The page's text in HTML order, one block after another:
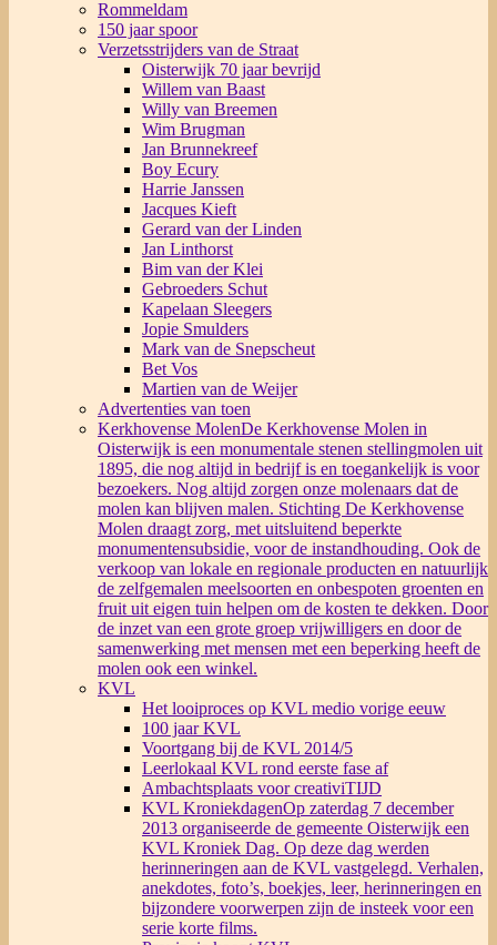
Rommeldam
150 jaar spoor
Verzetsstrijders van de Straat
Oisterwijk 70 jaar bevrijd
Willem van Baast
Willy van Breemen
Wim Brugman
Jan Brunnekreef
Boy Ecury
Harrie Janssen
Jacques Kieft
Gerard van der Linden
Jan Linthorst
Bim van der Klei
Gebroeders Schut
Kapelaan Sleegers
Jopie Smulders
Mark van de Snepscheut
Bet Vos
Martien van de Weijer
Advertenties van toen
Kerkhovense MolenDe Kerkhovense Molen in
Oisterwijk is een monumentale stenen stellingmolen uit
1895, die nog altijd in bedrijf is en toegankelijk is voor
bezoekers. Nog altijd zorgen onze molenaars dat de
molen kan blijven malen. Stichting De Kerkhovense
Molen draagt zorg, met uitsluitend beperkte
monumentensubsidie, voor de instandhouding. Ook de
verkoop van lokale en regionale producten en natuurlijk
de zelfgemalen meelsoorten en onbespoten groenten en
fruit uit eigen tuin helpen om de kosten te dekken. Door
de inzet van een grote groep vrijwilligers en door de
samenwerking met mensen met een beperking heeft de
molen ook een winkel.
KVL
Het looiproces op KVL medio vorige eeuw
100 jaar KVL
Voortgang bij de KVL 2014/5
Leerlokaal KVL rond eerste fase af
Ambachtsplaats voor creativiTIJD
KVL KroniekdagenOp zaterdag 7 december
2013 organiseerde de gemeente Oisterwijk een
KVL Kroniek Dag. Op deze dag werden
herinneringen aan de KVL vastgelegd. Verhalen,
anekdotes, foto’s, boekjes, leer, herinneringen en
bijzondere voorwerpen zijn de insteek voor een
serie korte films.